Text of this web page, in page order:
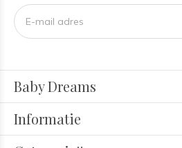
Baby Dreams
Informatie